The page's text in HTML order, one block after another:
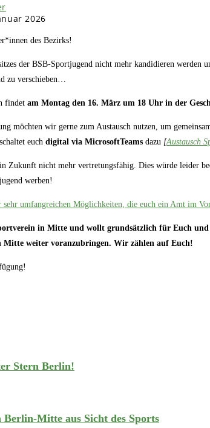
2026
des Bezirks!
der BSB-Sportjugend nicht mehr kandidieren werden
zu verschieben…
findet am Montag den 16. März um 18 Uhr in der
möchten wir gerne zum Austausch nutzen, um
euch digital via MicrosoftTeams dazu [Austausch
Zukunft nicht mehr vertretungsfähig. Dies würde leider
werben!
umfangreichen Möglichkeiten, die euch ein Amt im
in Mitte und wollt grundsätzlich für Euch
Mitte weiter voranzubringen. Wir zählen auf Euch!
Stern Berlin!
Mitte aus Sicht des Sports